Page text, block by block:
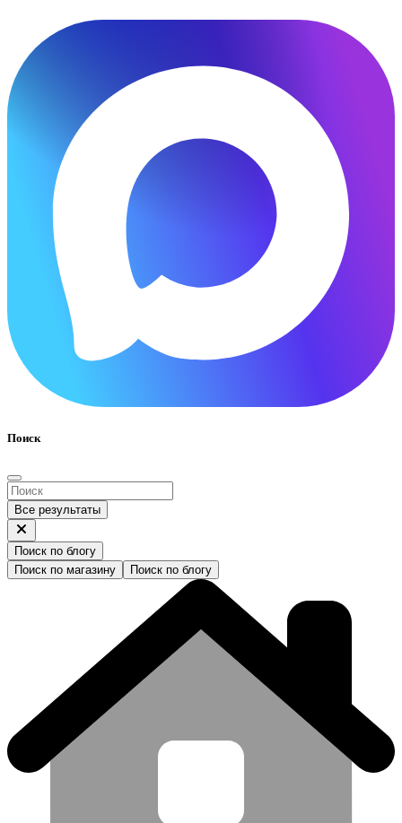
Поиск
Все результаты
Поиск по блогу
Поиск по магазину
Поиск по блогу